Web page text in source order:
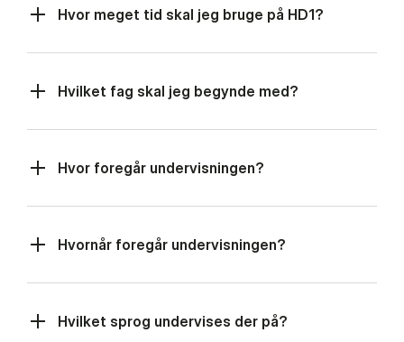
Hvor meget tid skal jeg bruge på HD1?
Hvilket fag skal jeg begynde med?
Hvor foregår undervisningen?
Hvornår foregår undervisningen?
Hvilket sprog undervises der på?